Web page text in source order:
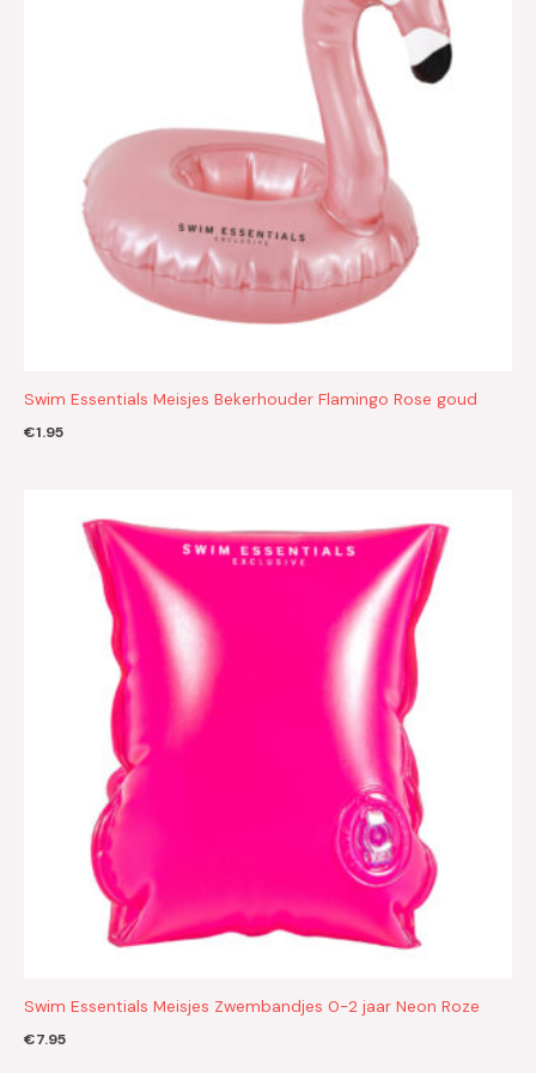
Swim Essentials Meisjes Bekerhouder Flamingo Rose goud
€1.95
Swim Essentials Meisjes Zwembandjes 0-2 jaar Neon Roze
€7.95